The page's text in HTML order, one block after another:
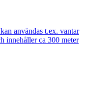
användas t.ex. vantar
innehåller ca 300 meter